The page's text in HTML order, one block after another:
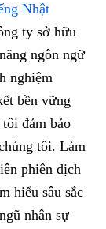
Nhật
ty sở hữu
ngôn ngữ
nghiệm
bền vững
đảm bảo
tôi. Làm
phiên dịch
hiểu sâu sắc
nhân sự